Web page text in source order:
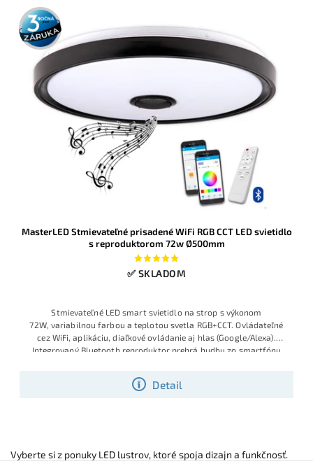
Abecedne
3 roky
záruka
MasterLED Stmievateľné prisadené WiFi RGB CCT LED svietidlo
s reproduktorom 72w Ø500mm
✅ SKLADOM
Detail
Stmievateľné LED smart svietidlo na strop svýkonom
72W, variabilnou farbou a teplotou svetla RGB+CCT. Ovládateľné
cez WiFi, aplikáciu, diaľkové ovládanie aj hlas (Google/Alexa).
Integrovaný Bluetooth reproduktor prehrá hudbu zo smartfónu
kuchyne či akoko
Vyberte si z ponuky LED lustrov, ktoré spoja dizajn a funkčnosť.